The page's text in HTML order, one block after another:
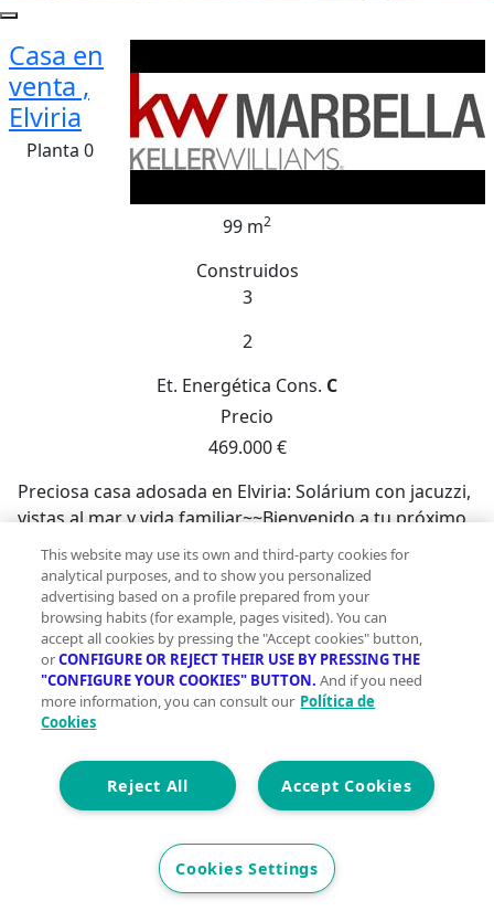
Casa en
venta ,
Elviria
Planta 0
99 m2
Construidos
3
2
Et. Energética Cons. C
Precio
469.000 €
Preciosa casa adosada en Elviria: Solárium con jacuzzi,
vistas al mar y vida familiar~~Bienvenido a tu próximo
hogar en una de las zonas más demandadas de
Marbella! Esta fantástica casa adosada, ubicada en la
tranquila Calle Joaquín Rodrigo (Elviria), ofrece el
equilibrio perfecto entre comodidad, espacio y una
ubicación estratégica inmejorable.~~Aunque
registralmente constan 99 m2, la vivienda cuenta con
109 m2 reales construidos, distribuidos de forma
inteligente en 4 plantas llenas de luz natural:~~Planta
Baja: Al entrar, te recibe un luminoso salón-comedor,
una cocina totalmente equipada y un práctico aseo de
cortesía. Desde aquí se accede a la joya de esta planta:
barbacoa de obra, el espacio ideal para disfrutar de
cenas al aire libre con amigos y familiares durante
This website may use its own and third-party cookies for
analytical purposes, and to show you personalized
advertising based on a profile prepared from your
browsing habits (for example, pages visited). You can
accept all cookies by pressing the "Accept cookies" button,
orCONFIGURE OR REJECT THEIR USE BY PRESSING THE
"CONFIGURE YOUR COOKIES" BUTTON. And if you need
more information, you can consult our Política de
Cookies
Accept Cookies
Reject All
Cookies Settings